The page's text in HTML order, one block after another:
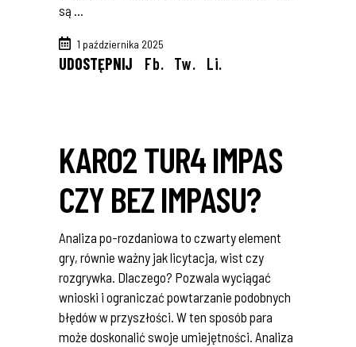
są
1 października 2025
UDOSTĘPNIJ Fb. Tw. Li.
KARO2 TUR4 IMPAS
CZY BEZ IMPASU?
Analiza po-rozdaniowa to czwarty element
gry, równie ważny jak licytacja, wist czy
rozgrywka. Dlaczego? Pozwala wyciągać
wnioski i ograniczać powtarzanie podobnych
błędów w przyszłości. W ten sposób para
może doskonalić swoje umiejętności. Analiza